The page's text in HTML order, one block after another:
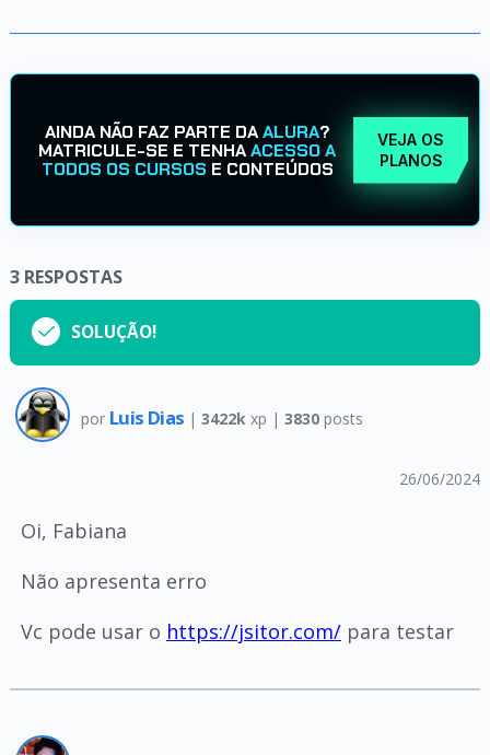
AINDA NÃO FAZ PARTE DAALURA?
MATRICULE-SE E TENHAACESSO A
TODOS OS CURSOS E CONTEÚDOS
VEJA OS
PLANOS
3 RESPOSTAS
SOLUÇÃO!
por Luis Dias | 3422k xp | 3830posts
26/06/2024
Oi, Fabiana
Não apresenta erro
Vc pode usar o https://jsitor.com/para testar